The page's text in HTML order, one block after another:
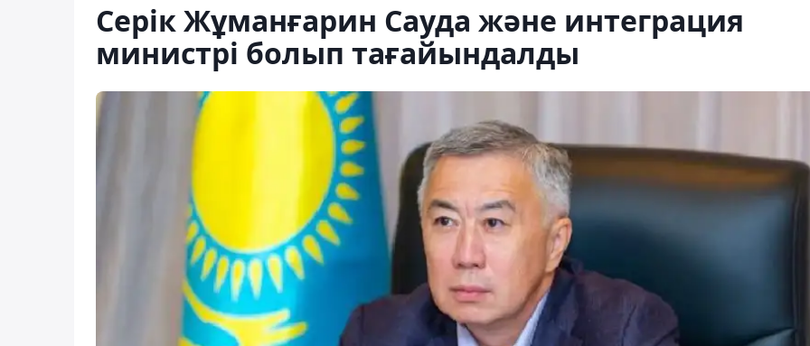
Серік Жұманғарин Сауда және интеграция
министрі болып тағайындалды